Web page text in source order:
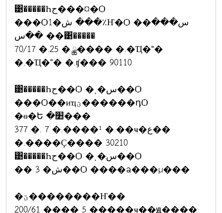
͹�����Һح���¤�Ѻ
���Ѻ1�ش ���٪Ҥ�Ѻ ��س���
��س ��͹�����
70/17 �.25 �.ྪ���� �.�Ҵ�˭�
�.�Ҵ�˭� �.ʧ��� 90110
͹�����Һح��Ѻ �ͺ�س��Ѻ
���Ѻ��иҵؾ������դѺ
�ѳ�Ե �׺���
377 �. 7 �.����¹ �.��ҹ�ع��
�.����Ҫ���� 30210
͹�����Һح��Ѻ �ͺ�س��Ѻ
�� 3 �ش��Ѻ ����ᨡ���µ���
�ؾ��������Ҥ��